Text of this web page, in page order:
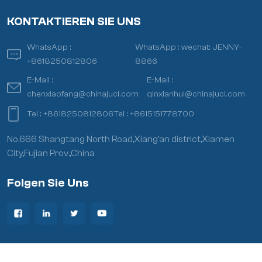
KONTAKTIEREN SIE UNS
WhatsApp :
+8618250812806
WhatsApp :wechat: JENNY-
8866
E-Mail :
chenxiaofang@chinajuci.com
E-Mail :
qinxianhui@chinajuci.com
Tel :+8618250812806Tel :+8615151778700
No.666 Shangtang North Road,Xiang’an district,Xiamen
City,Fujian Prov.,China
Folgen Sie Uns